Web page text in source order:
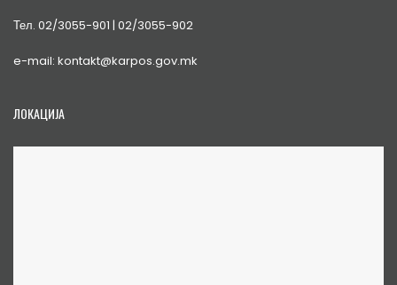
Тел. 02/3055-901 | 02/3055-902
e-mail: kontakt@karpos.gov.mk
ЛОКАЦИЈА